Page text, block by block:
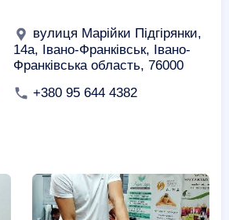
вулиця Марійки Підгірянки,
14а, Івано-Франківськ, Івано-
Франківська область, 76000
+380 95 644 4382